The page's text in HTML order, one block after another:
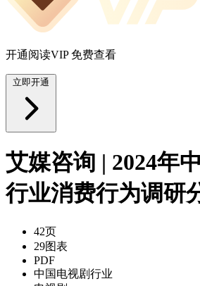
开通阅读VIP 免费查看
立即开通
艾媒咨询 | 2024年
行业消费行为调研
42页
29图表
PDF
中国电视剧行业